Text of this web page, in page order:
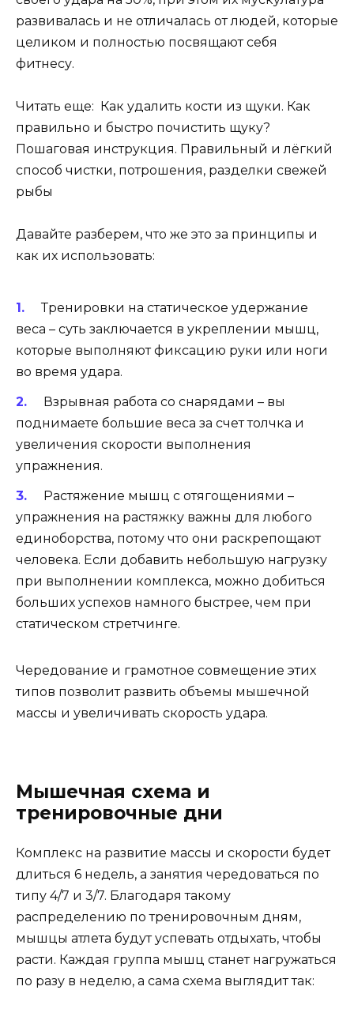
развивалась и не отличалась от людей, которые
целиком и полностью посвящают себя
фитнесу.
Читать еще: Как удалить кости из щуки. Как
правильно и быстро почистить щуку?
Пошаговая инструкция. Правильный и лёгкий
способ чистки, потрошения, разделки свежей
рыбы
Давайте разберем, что же это за принципы и
как их использовать:
Тренировки на статическое удержание
веса – суть заключается в укреплении мышц,
которые выполняют фиксацию руки или ноги
во время удара.
Взрывная работа со снарядами – вы
поднимаете большие веса за счет толчка и
увеличения скорости выполнения
упражнения.
Растяжение мышц с отягощениями –
упражнения на растяжку важны для любого
единоборства, потому что они раскрепощают
человека. Если добавить небольшую нагрузку
при выполнении комплекса, можно добиться
больших успехов намного быстрее, чем при
статическом стретчинге.
Чередование и грамотное совмещение этих
типов позволит развить объемы мышечной
массы и увеличивать скорость удара.
Мышечная схема и
тренировочные дни
Комплекс на развитие массы и скорости будет
длиться 6 недель, а занятия чередоваться по
типу 4/7 и 3/7. Благодаря такому
распределению по тренировочным дням,
мышцы атлета будут успевать отдыхать, чтобы
расти. Каждая группа мышц станет нагружаться
по разу в неделю, а сама схема выглядит так: